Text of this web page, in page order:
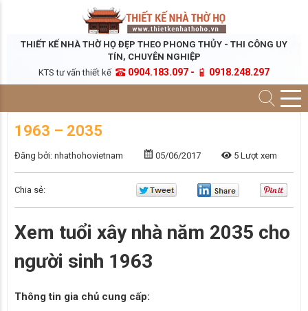
THIẾT KẾ NHÀ THỜ HỌ ĐẸP THEO PHONG THỦY - THI CÔNG UY
TÍN, CHUYÊN NGHIỆP
KTS tư vấn thiết kế
0904.183.097 - 0918.248.297
1963 – 2035
Đăng bởi: nhathohovietnam 05/06/2017 5 Lượt xem
Chia sẻ:
Xem tuổi xây nhà năm 2035 cho
người sinh 1963
Thông tin gia chủ cung cấp: